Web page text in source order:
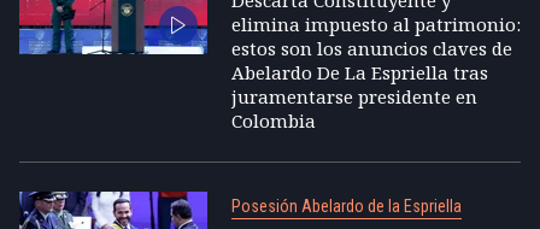
elimina impuesto al patrimonio:
estos son los anuncios claves de
Abelardo De La Espriella tras
juramentarse presidente en
Colombia
Posesión Abelardo de la Espriella